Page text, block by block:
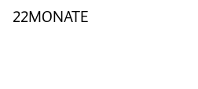
22MONATE